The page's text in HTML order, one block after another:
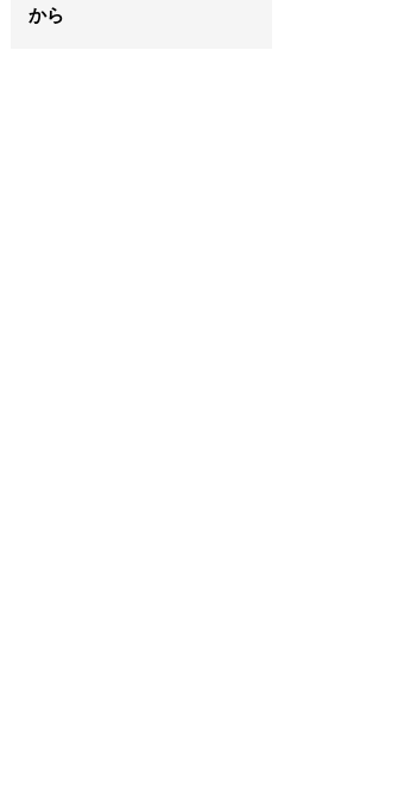
から